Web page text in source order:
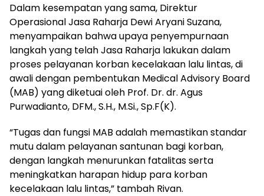
Dalam kesempatan yang sama, Direktur
Operasional Jasa Raharja Dewi Aryani Suzana,
menyampaikan bahwa upaya penyempurnaan
langkah yang telah Jasa Raharja lakukan dalam
proses pelayanan korban kecelakaan lalu lintas, di
awali dengan pembentukan Medical Advisory Board
(MAB) yang diketuai oleh Prof. Dr. dr. Agus
Purwadianto, DFM., S.H., M.Si., Sp.F(K).
“Tugas dan fungsi MAB adalah memastikan standar
mutu dalam pelayanan santunan bagi korban,
dengan langkah menurunkan fatalitas serta
meningkatkan harapan hidup para korban
kecelakaan lalu lintas,” tambah Rivan.